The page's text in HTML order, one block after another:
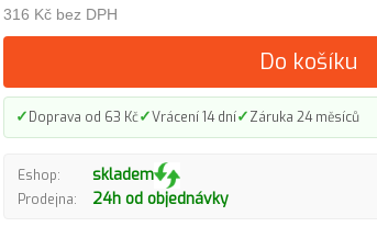
316 Kč bez DPH
Do košíku
✓Doprava od 63 Kč✓Vrácení 14 dní✓Záruka 24 měsíců
Eshop: skladem
Prodejna: 24h od objednávky